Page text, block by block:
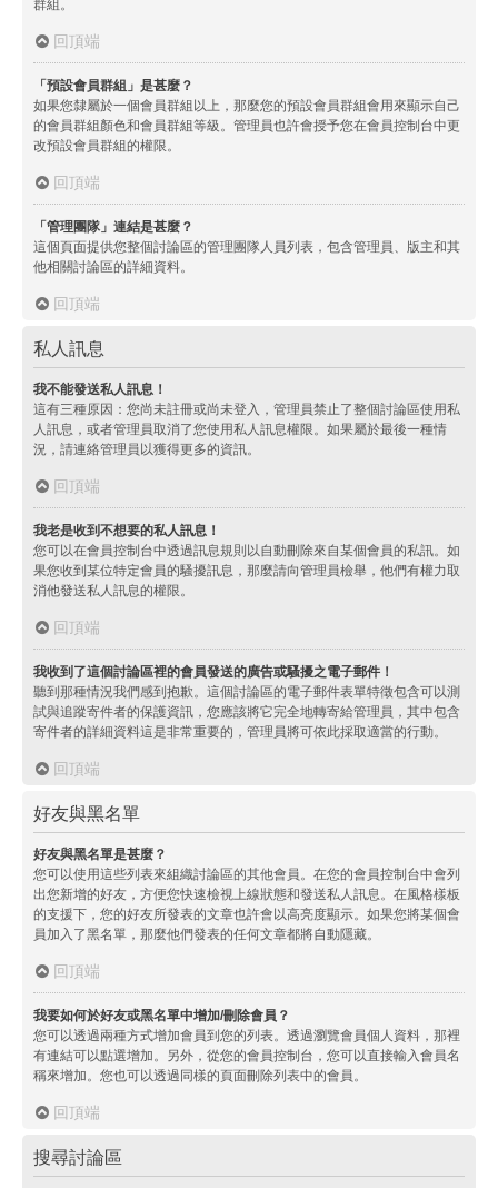
群組。
回頂端
「預設會員群組」是甚麼？
如果您隸屬於一個會員群組以上，那麼您的預設會員群組會用來顯示自己
的會員群組顏色和會員群組等級。管理員也許會授予您在會員控制台中更
改預設會員群組的權限。
回頂端
「管理團隊」連結是甚麼？
這個頁面提供您整個討論區的管理團隊人員列表，包含管理員、版主和其
他相關討論區的詳細資料。
回頂端
私人訊息
我不能發送私人訊息！
這有三種原因：您尚未註冊或尚未登入，管理員禁止了整個討論區使用私
人訊息，或者管理員取消了您使用私人訊息權限。如果屬於最後一種情
況，請連絡管理員以獲得更多的資訊。
回頂端
我老是收到不想要的私人訊息！
您可以在會員控制台中透過訊息規則以自動刪除來自某個會員的私訊。如
果您收到某位特定會員的騷擾訊息，那麼請向管理員檢舉，他們有權力取
消他發送私人訊息的權限。
回頂端
我收到了這個討論區裡的會員發送的廣告或騷擾之電子郵件！
聽到那種情況我們感到抱歉。這個討論區的電子郵件表單特徵包含可以測
試與追蹤寄件者的保護資訊，您應該將它完全地轉寄給管理員，其中包含
寄件者的詳細資料這是非常重要的，管理員將可依此採取適當的行動。
回頂端
好友與黑名單
好友與黑名單是甚麼？
您可以使用這些列表來組織討論區的其他會員。在您的會員控制台中會列
出您新增的好友，方便您快速檢視上線狀態和發送私人訊息。在風格樣板
的支援下，您的好友所發表的文章也許會以高亮度顯示。如果您將某個會
員加入了黑名單，那麼他們發表的任何文章都將自動隱藏。
回頂端
我要如何於好友或黑名單中增加/刪除會員？
您可以透過兩種方式增加會員到您的列表。透過瀏覽會員個人資料，那裡
有連結可以點選增加。另外，從您的會員控制台，您可以直接輸入會員名
稱來增加。您也可以透過同樣的頁面刪除列表中的會員。
回頂端
搜尋討論區